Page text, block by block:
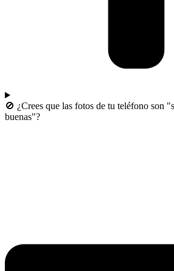
🚫 ¿Crees que las fotos de tu teléfono son
buenas"?